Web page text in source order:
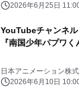
2026年6月25日
YouTubeチャンネ
『南国少年パプワく
日本アニメーション株
2026年6月10日